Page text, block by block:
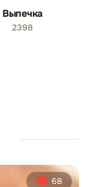
Выпечка
2398
68